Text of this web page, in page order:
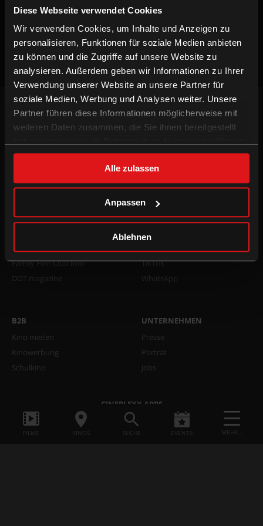
Diese Webseite verwendet Cookies
Wir verwenden Cookies, um Inhalte und Anzeigen zu
personalisieren, Funktionen für soziale Medien anbieten
zu können und die Zugriffe auf unsere Website zu
analysieren. Außerdem geben wir Informationen zu Ihrer
Verwendung unserer Website an unsere Partner für
soziale Medien, Werbung und Analysen weiter. Unsere
Partner führen diese Informationen möglicherweise mit
weiteren Daten zusammen, die Sie ihnen bereitgestellt
gesammelt haben.
Alle zulassen
Anpassen
Ablehnen
Keine Vorstellungen verfügbar
Willst du keinen Film verpassen, registriere
bleiben!
Technologien
xXtra Card Info
Family Film Club Info
DOT.magazine
FOLGE UNS
Facebook
TikTok
WhatsApp
B2B
Kino mieten
Kinowerbung
Schulkino
UNTERNEHMEN
Presse
Porträt
Jobs
CINEPLEXX APPS
FILME KINOS SUCHE EVENTS MEHR...